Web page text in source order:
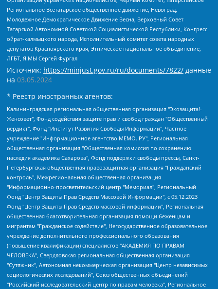
Региональное Всетатарское общественное движение, Невоград,
Молодежное Демократическое Движение Весна, Верховный Совет
Татарской Автономной Советской Социалистической Республики, Конгресс
ойрат-калмыцкого народа, Исполнительный комитет совета народных
депутатов Красноярского края, Этническое национальное объединение,
ЛГБТ, Я.МЫ Сергей Фургал
Источник: https://minjust.gov.ru/ru/documents/7822/ данные
на 03.05.2024
* Реестр иностранных агентов:
Калининградская региональная общественная организация "Экозащита!-Женсовет", Фонд содействия защите прав и свобод граждан "Общественный вердикт", Фонд "Институт Развития Свободы Информации", Частное учреждение "Информационное агентство МЕМО. РУ", Региональная общественная организация "Общественная комиссия по сохранению наследия академика Сахарова", Фонд поддержки свободы прессы, Санкт-Петербургская общественная правозащитная организация "Гражданский контроль", Межрегиональная общественная организация "Информационно-просветительский центр "Мемориал", Региональный Фонд "Центр Защиты Прав Средств Массовой Информации", с 05.12.2023 Фонд "Центр Защиты Прав Средств массовой информации", Региональная общественная благотворительная организация помощи беженцам и мигрантам "Гражданское содействие", Негосударственное образовательное учреждение дополнительного профессионального образования (повышение квалификации) специалистов "АКАДЕМИЯ ПО ПРАВАМ ЧЕЛОВЕКА", Свердловская региональная общественная организация "Сутяжник", Автономная некоммерческая организация "Центр независимых социологических исследований", Союз общественных объединений "Российский исследовательский центр по правам человека", Региональное общественное учреждение научно-информационный центр "МЕМОРИАЛ", Некоммерческая организация "Фонд защиты гласности", Автономная некоммерческая организация "Институт прав человека", Городская общественная организация "Екатеринбургское общество "МЕМОРИАЛ", Городская общественная организация "Рязанское историко-просветительское и правозащитное общество "Мемориал" (Рязанский Мемориал), Челябинский региональный орган общественной самодеятельности – женское общественное объединение "Женщины Евразии", Челябинский региональный орган общественной самодеятельности "Уральская правозащитная группа", Фонд содействия защите здоровья и социальной справедливости имени Андрея Рылькова, Автономная Некоммерческая Организация "Аналитический Центр Юрия Левады", Автономная некоммерческая организация социальной поддержки населения "Проект Апрель", Региональная общественная организация помощи женщинам и детям, находящимся в кризисной ситуации "Информационно-методический центр "Анна", Фонд содействия развитию массовых коммуникаций и правовому просвещению "Так-так-Так", Фонд содействия устойчивому развитию "Серебряная тайга", Свердловский региональный общественный фонд социальных проектов "Новое время", "Idel.Реалии", Кавказ.Реалии, Крым.Реалии, Телеканал Настоящее Время, Татаро-башкирская служба Радио Свобода (Azatliq Radiosi), Радио Свободная Европа/Радио Свобода (PCE/PC), "Сибирь.Реалии", "Фактограф", Благотворительный фонд помощи осужденным и их семьям, Автономная некоммерческая организация "Институт глобализации и социальных движений", Фонд "В защиту прав заключенных", Частное учреждение "Центр поддержки и содействия развитию средств массовой информации", Пензенский региональный общественный благотворительный фонд "Гражданский союз", "Север.Реалии", Некоммерческая организация Фонд "Правовая инициатива", Общество с ограниченной ответственностью "Радио Свободная Европа/Радио Свобода", Чешское информационное агентство "MEDIUM-ORIENT", Красноярская региональная общественная организация "Мы против СПИДа", Камалягин Денис Николаевич, Маркелов Сергей Евгеньевич, Пономарев Лев Александрович, Савицкая Людмила Алексеевна, Автономная некоммерческая организация "Центр по работе с проблемой насилия "НАСИЛИЮ.НЕТ", Межрегиональный профессиональный союз работников здравоохранения "Альянс врачей", Юридическое лицо, зарегистрированное в Латвийской Республике, SIA "Medusa Project" (регистрационный номер 40103797863, дата регистрации 10.06.2014), Некоммерческая организация "Фонд по борьбе с коррупцией", Автономная некоммерческая организация "Институт права и публичной политики", Баданин Роман Сергеевич, Гликин Максим Александрович, Железнова Мария Михайловна, Лукьянова Юлия Сергеевна, Маетная Елизавета Витальевна, Маняхин Петр Борисович, Чуракова Ольга Владимировна, Ярош Юлия Петровна, Юридическое лицо "The Insider SIA", зарегистрированное в Риге, Латвийская Республика (дата регистрации 26.06.2015), являющееся администратором доменного имени интернет-издания "The Insider SIA", https://theins.ru, Постернак Алексей Евгеньевич, Рубин Михаил Аркадьевич, Анин Роман Александрович, Юридическое лицо Istories fonds, зарегистрированное в Латвийской Республике (регистрационный номер 50008295751, дата регистрации 24.02.2020), Великовский Дмитрий Александрович, Долинина Ирина Николаевна, Мароховская Алеся Алексеевна, Шлейнов Роман Юрьевич, Шмагун Олеся Валентиновна, Общество с ограниченной ответственностью "Альтаир 2021", Общество с ограниченной ответственностью "Вега 2021", Общество с ограниченной ответственностью "Главный редактор 2021", Общество с ограниченной ответственностью "Ромашки монолит", Важенков Артем Валерьевич, Ивановская областная общественная организация "Центр гендерных исследований", Гурман Юрий Альбертович, Медиапроект "ОВД-Инфо", Егоров Владимир Владимирович, Жилинский Владимир Александрович, Общество с ограниченной ответственностью "ЗП", Иванова София Юрьевна, Карезина Инна Павловна, Кильтау Екатерина Викторовна, Петров Алексей Викторович, Пискунов Сергей Евгеньевич, Смирнов Сергей Сергеевич, Тихонов Михаил Сергеевич, Общество с ограниченной ответственностью "ЖУРНАЛИСТ-ИНОСТРАННЫЙ АГЕНТ", Арапова Галина Юрьевна, Вольтская Татьяна Анатольевна, Американская компания "Mason G.E.S. Anonymous Foundation" (США), являющаяся владельцем интернет-издания https://mnews.world/, Компания "Stichting Bellingcat", зарегистрированная в Нидерландах (дата регистрации 11.07.2018), Захаров Андрей Вячеславович, Клепиковская Екатерина Дмитриевна, Общество с ограниченной ответственностью "МЕМО", Перл Роман Александрович, Симонов Евгений Алексеевич, Соловьева Елена Анатольевна, Сотников Даниил Владимирович, Сурначева Елизавета Дмитриевна, Автономная некоммерческая организация по защите прав человека и информированию населения "Якутия – Наше Мнение", Общество с ограниченной ответственностью "Москоу диджитал медиа", с 26.01.2023 Общество с ограниченной ответственностью "Чайка Белые сады", Ветошкина Валерия Валерьевна, Заговора Максим Александрович, Межрегиональное общественное движение "Российская ЛГБТ - сеть", Оленичев Максим Владимирович, Павлов Иван Юрьевич, Скворцова Елена Сергеевна, Общество с ограниченной ответственностью "Как бы инагент", Кочетков Игорь Викторович, Общество с ограниченной ответственностью "Честные выборы", Еланчик Олег Александрович, Общество с ограниченной ответственностью "Нобелевский призыв", Гималова Регина Эмилевна, Григорьев Андрей Валерьевич, Григорьева Алина Александровна, Ассоциация по содействию защите прав призывников, альтернативнослужащих и военнослужащих "Правозащитная группа "Гражданин.Армия.Право", Хисамова Регина Фаритовна, Автономная некоммерческая организация по реализации социально-правовых программ "Лилит", Дальневосточное общественное движение "Маяк", Санкт-Петербургская ЛГБТ-инициативная группа "Выход", Инициативная группа ЛГБТ+ "Реверс", Алексеев Андрей Викторович, Бекбулатова Таисия Львовна, Беляев Иван Михайлович, Владыкина Елена Сергеевна, Гельман Марат Александрович, Никульшина Вероника Юрьевна, Толоконникова Надежда Андреевна, Шендерович Виктор Анатольевич, Общество с ограниченной ответственностью "Данное сообщение", Общество с ограниченной ответственностью Издательский дом "Новая глава", Айнбиндер Александра Александровна, Московский комьюнити-центр для ЛГБТ+инициатив, Благотворительный фонд развития филантропии, Deutsche Welle (Германия, Kurt-Schumacher-Strasse 3, 53113 Bonn), Борзунова Мария Михайловна, Воробьев Виктор Викторович, Голубева Анна Львовна, Константинова Алла Михайловна, Малкова Ирина Владимировна, Мурадов Мурад Абдулгалимович, Осетинская Елизавета Николаевна, Понасенков Евгений Николаевич, Ганапольский Матвей Юрьевич, Киселев Евгений Алексеевич, Борухович Ирина Григорьевна, Дремин Иван Тимофеевич, Дубровский Дмитрий Викторович, Красноярская региональная общественная организация поддержки и развития альтернативных образовательных технологий и межкультурных коммуникаций "ИНТЕРРА", Маяковская Екатерина Алексеевна, Фейгин Марк Захарович, Филимонов Андрей Викторович, Дзугкоева Регина Николаевна, Доброхотов Роман Александрович, Дудь Юрий Александрович, Елкин Сергей Владимирович, Кругликов Кирилл Игоревич, Сабунаева Мария Леонидовна, Семенов Алексей Владимирович, Шаинян Карен Багратович, Шульман Екатерина Михайловна, Асафьев Артур Валерьевич, Вахштайн Виктор Семенович, Венедиктов Алексей Алексеевич, Лушникова Екатерина Евгеньевна, Волков Леонид Михайлович, Невзоров Александр Глебович, Пархоменко Сергей Борисович, Сироткин Ярослав Николаевич, Кара-Мурза Владимир Владимирович, Баранова Наталья Владимировна, Гозман Леонид Яковлевич, Кагарлицкий Борис Юльевич, Климарев Михаил Валерьевич, Милов Владимир Станиславович, Автономная некоммерческая организация Краснодарский центр современного искусства "Типография", Моргенштерн Алишер Тагирович, Соболь Любовь Эдуардовна, Общество с ограниченной ответственностью "ЛИЗА НОРМ", Каспаров Гарри Кимович, Ходорковский Михаил Борисович, Общество с ограниченной ответственностью "Апрельские тезисы", Данилович Ирина Брониславовна, Кашин Олег Владимирович, Петров Николай Владимирович, Пивоваров Алексей Владимирович, Соколов Михаил Владимирович, Цветкова Юлия Владимировна, Чичваркин Евгений Александрович, Комитет против пыток/Команда против пыток, Общество с ограниченной ответственностью "Первый научный", Общество с ограниченной ответственностью "Вертолет и ко", Белоцерковская Вероника Борисовна, Кац Максим Евгеньевич, Лазарева Татьяна Юрьевна, Шаведдинов Руслан Табризович, Яшин Илья Валерьевич, Общество с ограниченной ответственностью "Иноагент ААВ", Алешковский Дмитрий Петрович, Альбац Евгения Марковна, Быков Дмитрий Львович, Галямина Юлия Евгеньевна, Лойко Сергей Леонидович, Мартынов Кирилл Константинович, Медведев Сергей Александрович, Крашенинников Федор Геннадиевич, Гордеева Катерина Вл